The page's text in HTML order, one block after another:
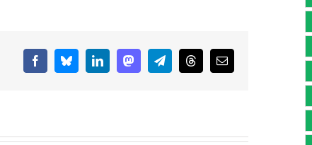
FacebookBlueskyLinkedInMastodonTelegramThreadsEmail